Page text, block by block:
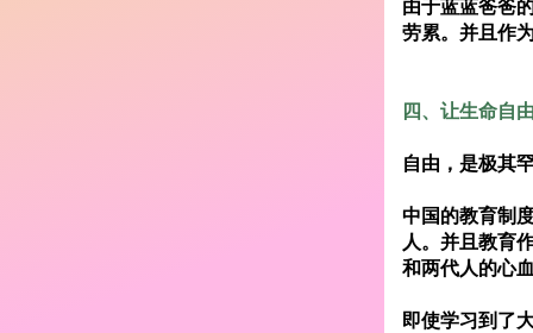
由于蓝蓝爸爸
劳累。并且作
四、让生命自
自由，是极其
中国的教育制
人。并且教育
和两代人的心
即使学习到了